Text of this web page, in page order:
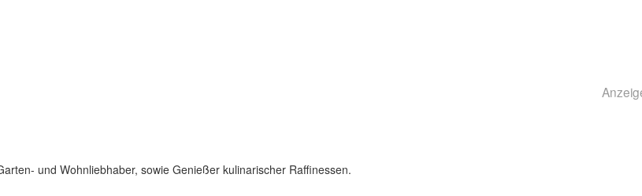
und Wohnliebhaber, sowie Genießer kulinarischer Raffinessen.